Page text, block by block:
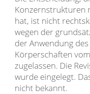
Konzernstrukturen
hat, ist nicht
wegen der
der Anwendung
Körperschaften
zugelassen. Die
wurde eingelegt.
nicht bekannt.